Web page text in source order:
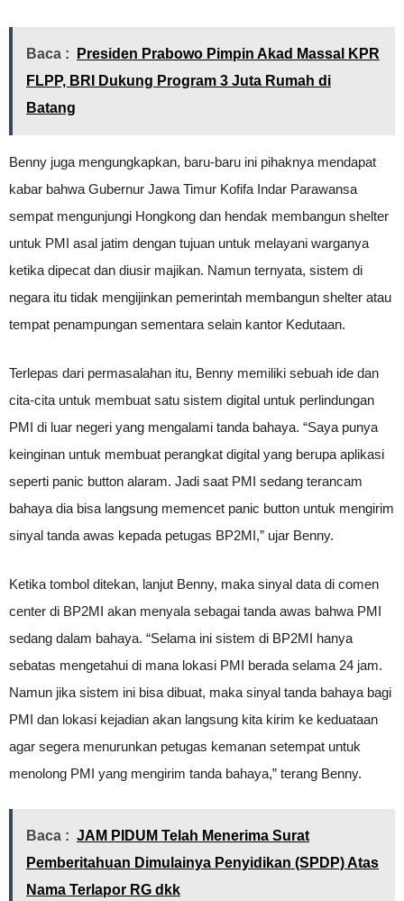
Baca :
Presiden Prabowo Pimpin Akad Massal KPR
FLPP, BRI Dukung Program 3 Juta Rumah di
Batang
Benny juga mengungkapkan, baru-baru ini pihaknya mendapat
kabar bahwa Gubernur Jawa Timur Kofifa Indar Parawansa
sempat mengunjungi Hongkong dan hendak membangun shelter
untuk PMI asal jatim dengan tujuan untuk melayani warganya
ketika dipecat dan diusir majikan. Namun ternyata, sistem di
negara itu tidak mengijinkan pemerintah membangun shelter atau
tempat penampungan sementara selain kantor Kedutaan.
Terlepas dari permasalahan itu, Benny memiliki sebuah ide dan
cita-cita untuk membuat satu sistem digital untuk perlindungan
PMI di luar negeri yang mengalami tanda bahaya. “Saya punya
keinginan untuk membuat perangkat digital yang berupa aplikasi
seperti panic button alaram. Jadi saat PMI sedang terancam
bahaya dia bisa langsung memencet panic button untuk mengirim
sinyal tanda awas kepada petugas BP2MI,” ujar Benny.
Ketika tombol ditekan, lanjut Benny, maka sinyal data di comen
center di BP2MI akan menyala sebagai tanda awas bahwa PMI
sedang dalam bahaya. “Selama ini sistem di BP2MI hanya
sebatas mengetahui di mana lokasi PMI berada selama 24 jam.
Namun jika sistem ini bisa dibuat, maka sinyal tanda bahaya bagi
PMI dan lokasi kejadian akan langsung kita kirim ke keduataan
agar segera menurunkan petugas kemanan setempat untuk
menolong PMI yang mengirim tanda bahaya,” terang Benny.
Baca : JAM PIDUM Telah Menerima Surat
Pemberitahuan Dimulainya Penyidikan (SPDP) Atas
Nama Terlapor RG dkk